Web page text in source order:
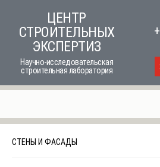
content
ЦЕНТР
СТРОИТЕЛЬНЫХ
ЭКСПЕРТИЗ
Научно-исследовательская
строительная лаборатория
СТЕНЫ И ФАСАДЫ